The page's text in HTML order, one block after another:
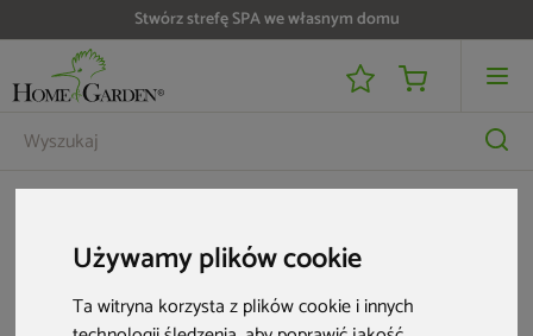
Używamy plików cookie
Ta witryna korzysta z plików cookie i innych
Stwórz strefę SPA we własnym domu